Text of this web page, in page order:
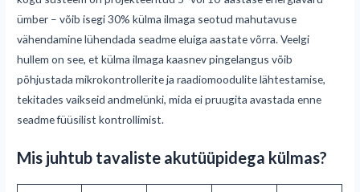
ümber – võib isegi 30% külma ilmaga seotud mahutavuse
vähendamine lühendada seadme eluiga aastate võrra. Veelgi
hullem on see, et külma ilmaga kaasnev pingelangus võib
põhjustada mikrokontrollerite ja raadiomoodulite lähtestamise,
tekitades vaikseid andmelünki, mida ei pruugita avastada enne
seadme füüsilist kontrollimist.
Mis juhtub tavaliste akutüüpidega külmas?